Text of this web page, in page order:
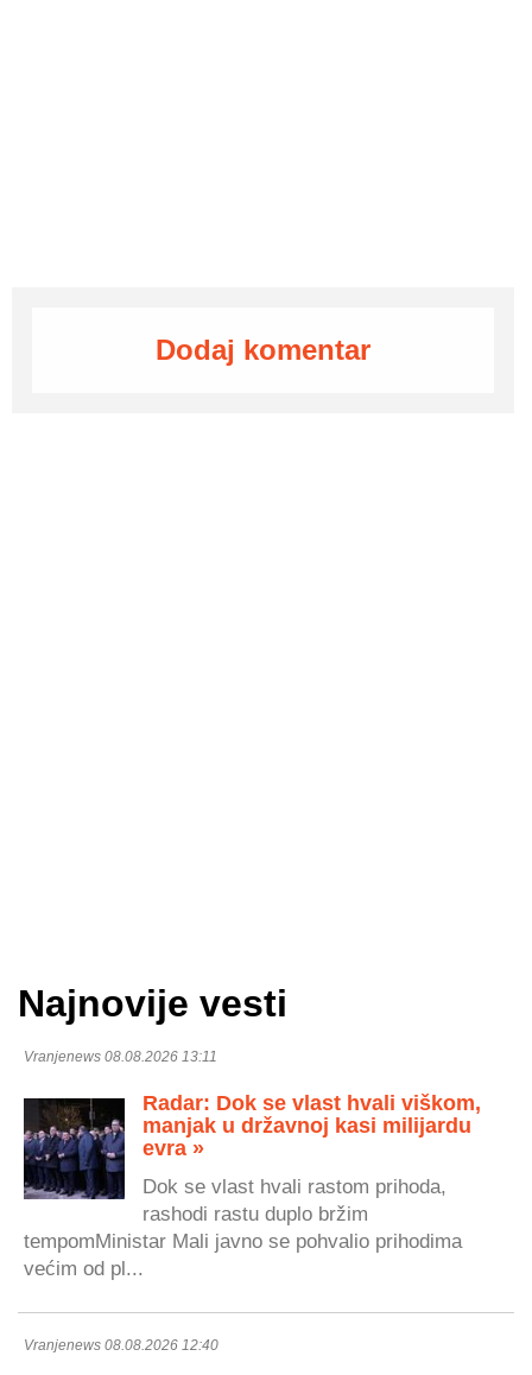
Dodaj komentar
Najnovije vesti
Vranjenews 08.08.2026 13:11
Radar: Dok se vlast hvali viškom,
manjak u državnoj kasi milijardu
evra »
Dok se vlast hvali rastom prihoda,
rashodi rastu duplo bržim
tempomMinistar Mali javno se pohvalio prihodima
većim od pl...
Vranjenews 08.08.2026 12:40